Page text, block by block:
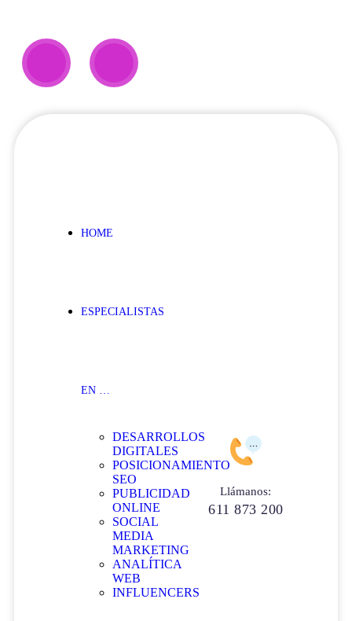
HOME
ESPECIALISTAS
EN …
DESARROLLOS
DIGITALES
POSICIONAMIENTO
SEO
PUBLICIDAD
ONLINE
SOCIAL
MEDIA
MARKETING
ANALÍTICA
WEB
INFLUENCERS
Llámanos:
611 873 200